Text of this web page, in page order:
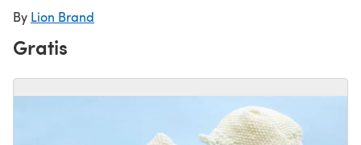
By Lion Brand
Gratis